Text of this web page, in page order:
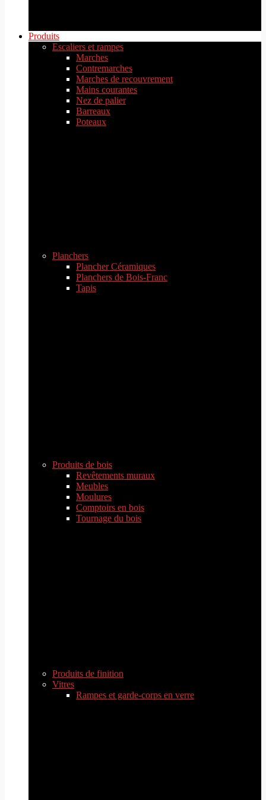
Produits
Escaliers et rampes
Marches
Contremarches
Marches de recouvrement
Mains courantes
Nez de palier
Barreaux
Poteaux
Planchers
Plancher Céramiques
Planchers de Bois-Franc
Tapis
Produits de bois
Revêtements muraux
Meubles
Moulures
Comptoirs en bois
Tournage du bois
Produits de finition
Vitres
Rampes et garde-corps en verre